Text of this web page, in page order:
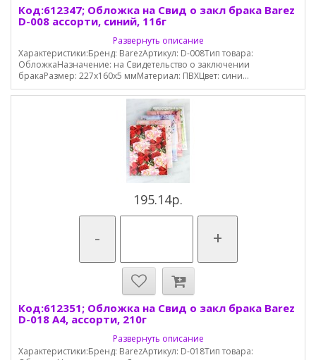
Код:612347; Обложка на Свид о закл брака Barez
D-008 ассорти, синий, 116г
Развернуть описание
Характеристики:Бренд: BarezАртикул: D-008Тип товара:
ОбложкаНазначение: на Свидетельство о заключении
бракаРазмер: 227х160х5 ммМатериал: ПВХЦвет: сини...
195.14р.
- +
Код:612351; Обложка на Свид о закл брака Barez
D-018 А4, ассорти, 210г
Развернуть описание
Характеристики:Бренд: BarezАртикул: D-018Тип товара: